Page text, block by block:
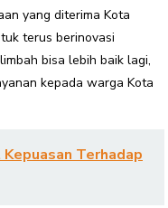
yang diterima Kota
terus berinovasi
bisa lebih baik lagi,
kepada warga Kota
Terhadap